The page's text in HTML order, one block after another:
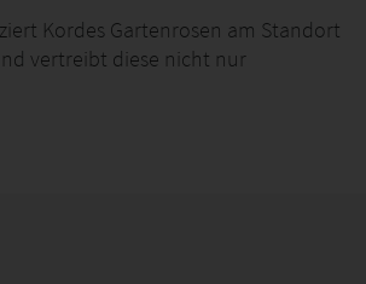
Kordes Gartenrosen am Standort
vertreibt diese nicht nur
weltweit für Privat- und